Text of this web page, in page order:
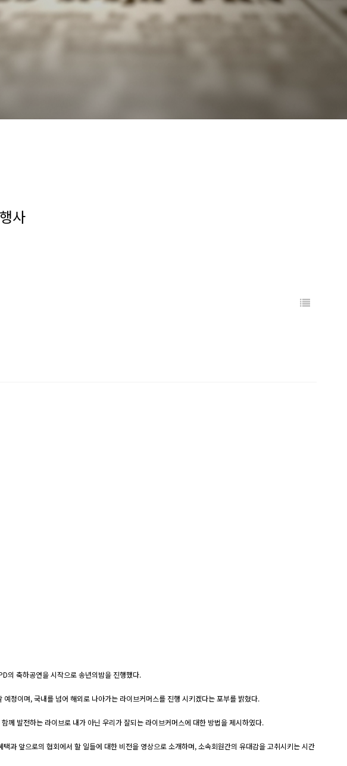
사
의 축하공연을 시작으로 송년의밤을 진행했다.
정이며, 국내를 넘어 해외로 나아가는 라이브커머스를 진행 시키겠다는 포부를 밝혔다.
께 발전하는 라이브로 내가 아닌 우리가 잘되는 라이브커머스에 대한 방법을 제시하였다.
과 앞으로의 협회에서 할 일들에 대한 비전을 영상으로 소개하며, 소속회원간의 유대감을 고취시키는 시간